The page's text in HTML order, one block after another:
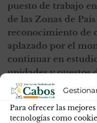
Para ofrecer las
tecnologías como
puesto de trabajo
de las Zonas de
reconocimiento de
aplazado por el
continuar en
unidades y puestos
-Referente a las
Melilla, los
con fecha de 1 de